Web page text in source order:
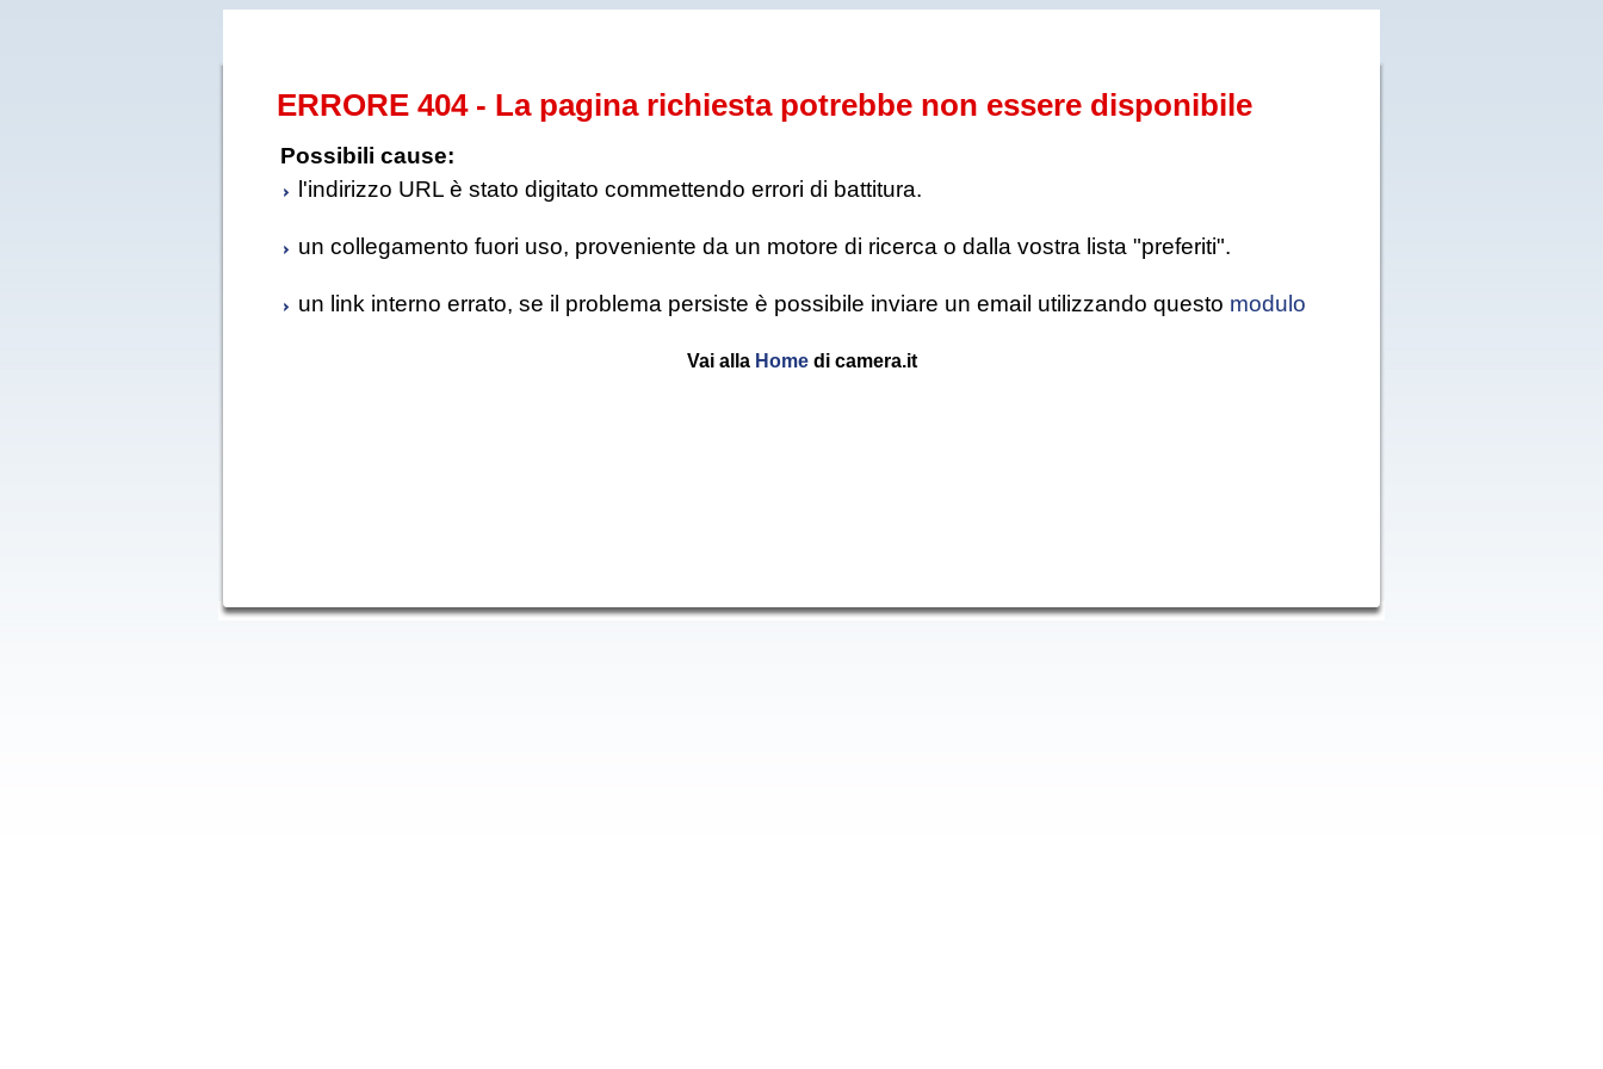
ERRORE 404 - La pagina richiesta potrebbe non essere disponibile
Possibili cause:
l'indirizzo URL è stato digitato commettendo errori di battitura.
un collegamento fuori uso, proveniente da un motore di ricerca o dalla vostra lista "preferiti".
un link interno errato, se il problema persiste è possibile inviare un email utilizzando questo modulo
Vai alla Homedi camera.it